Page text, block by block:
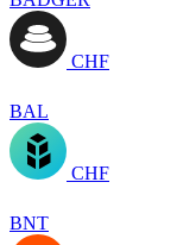
CHF
BAL
CHF
BNT